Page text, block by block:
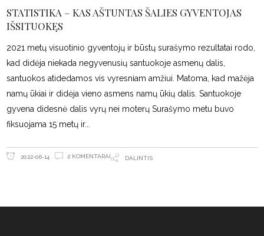
STATISTIKA – KAS AŠTUNTAS ŠALIES GYVENTOJAS
IŠSITUOKĘS
2021 metų visuotinio gyventojų ir būstų surašymo rezultatai rodo,
kad didėja niekada negyvenusių santuokoje asmenų dalis,
santuokos atidedamos vis vyresniam amžiui. Matoma, kad mažėja
namų ūkiai ir didėja vieno asmens namų ūkių dalis. Santuokoje
gyvena didesnė dalis vyrų nei moterų Surašymo metu buvo
fiksuojama 15 metų ir
2022-06-14 2 KOMENTARAI DALINTIS